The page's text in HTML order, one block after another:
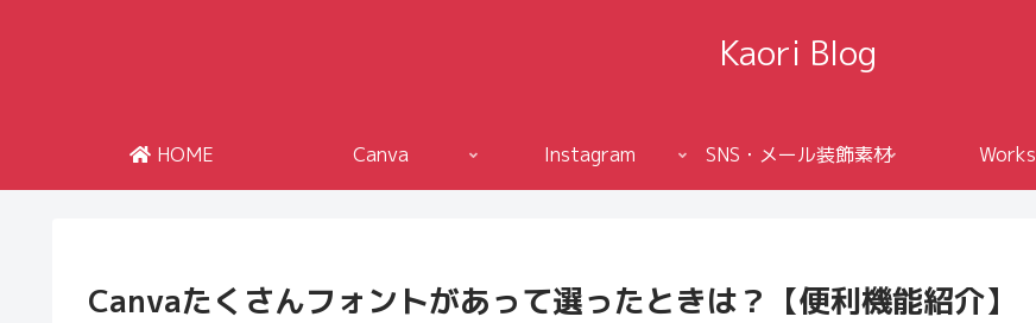
Kaori Blog
HOME Canva Instagram SNS・メール装飾素材 Works
Canvaたくさんフォントがあって選ったときは？【便利機能紹介】